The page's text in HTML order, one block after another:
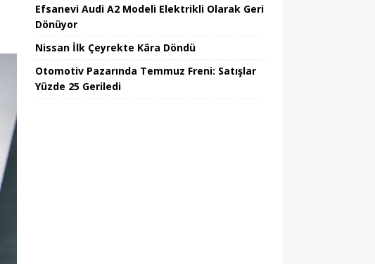
Efsanevi Audi A2 Modeli Elektrikli Olarak Geri
Dönüyor
Nissan İlk Çeyrekte Kâra Döndü
Otomotiv Pazarında Temmuz Freni: Satışlar
Yüzde 25 Geriledi